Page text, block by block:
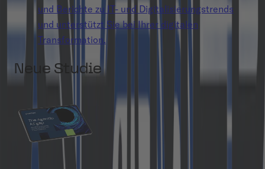
und Berichte zu IT- und Digitalisierungstrends
und unterstützt Sie bei Ihrer digitalen
Transformation.
Neue Studie